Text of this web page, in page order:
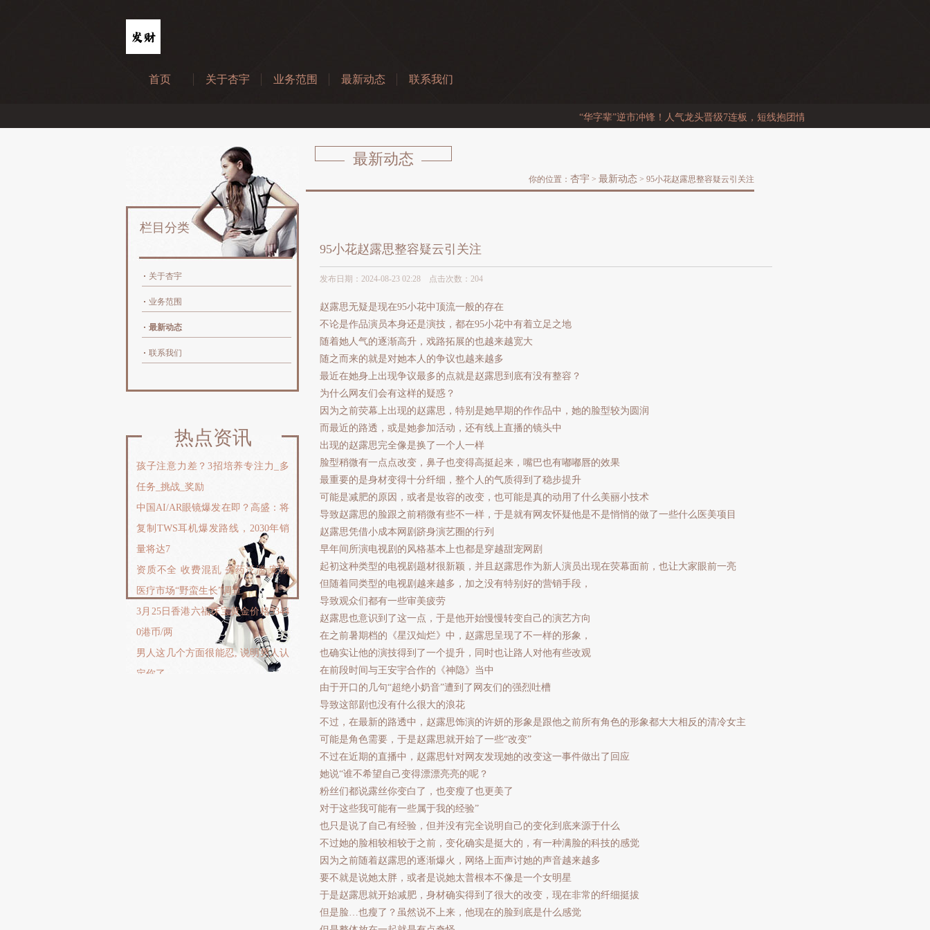
首页 关于杏宇 业务范围 最新动态 联系我们
“华字辈”逆市冲锋！人气龙头晋级7连板，短线抱团情绪升温，多路游资入场高标...
栏目分类
关于杏宇
业务范围
最新动态
联系我们
热点资讯
孩子注意力差？3招培养专注力_多
任务_挑战_奖励
中国AI/AR眼镜爆发在即？高盛：将
复制TWS耳机爆发路线，2030年销
量将达7
资质不全 收费混乱 劣药泛滥 宠物
医疗市场“野蛮生长”调查
3月25日香港六福珠宝黄金价格3344
0港币/两
男人这几个方面很能忍, 说明男人认
定你了
最新动态
你的位置： 杏宇 > 最新动态 > 95小花赵露思整容疑云引关注
95小花赵露思整容疑云引关注
发布日期：2024-08-23 02:28 点击次数：204
赵露思无疑是现在95小花中顶流一般的存在
不论是作品演员本身还是演技，都在95小花中有着立足之地
随着她人气的逐渐高升，戏路拓展的也越来越宽大
随之而来的就是对她本人的争议也越来越多
最近在她身上出现争议最多的点就是赵露思到底有没有整容？
为什么网友们会有这样的疑惑？
因为之前荧幕上出现的赵露思，特别是她早期的作作品中，她的脸型较为圆润
而最近的路透，或是她参加活动，还有线上直播的镜头中
出现的赵露思完全像是换了一个人一样
脸型稍微有一点点改变，鼻子也变得高挺起来，嘴巴也有嘟嘟唇的效果
最重要的是身材变得十分纤细，整个人的气质得到了稳步提升
可能是减肥的原因，或者是妆容的改变，也可能是真的动用了什么美丽小技术
导致赵露思的脸跟之前稍微有些不一样，于是就有网友怀疑他是不是悄悄的做了一些什么医美项目
赵露思凭借小成本网剧跻身演艺圈的行列
早年间所演电视剧的风格基本上也都是穿越甜宠网剧
起初这种类型的电视剧题材很新颖，并且赵露思作为新人演员出现在荧幕面前，也让大家眼前一亮
但随着同类型的电视剧越来越多，加之没有特别好的营销手段，
导致观众们都有一些审美疲劳
赵露思也意识到了这一点，于是他开始慢慢转变自己的演艺方向
在之前暑期档的《星汉灿烂》中，赵露思呈现了不一样的形象，
也确实让他的演技得到了一个提升，同时也让路人对他有些改观
在前段时间与王安宇合作的《神隐》当中
由于开口的几句“超绝小奶音”遭到了网友们的强烈吐槽
导致这部剧也没有什么很大的浪花
不过，在最新的路透中，赵露思饰演的许妍的形象是跟他之前所有角色的形象都大大相反的清冷女主
可能是角色需要，于是赵露思就开始了一些“改变”
不过在近期的直播中，赵露思针对网友发现她的改变这一事件做出了回应
她说“谁不希望自己变得漂漂亮亮的呢？
粉丝们都说露丝你变白了，也变瘦了也更美了
对于这些我可能有一些属于我的经验”
也只是说了自己有经验，但并没有完全说明自己的变化到底来源于什么
不过她的脸相较相较于之前，变化确实是挺大的，有一种满脸的科技的感觉
因为之前随着赵露思的逐渐爆火，网络上面声讨她的声音越来越多
要不就是说她太胖，或者是说她太普根本不像是一个女明星
于是赵露思就开始减肥，身材确实得到了很大的改变，现在非常的纤细挺拔
但是脸…也瘦了？虽然说不上来，他现在的脸到底是什么感觉